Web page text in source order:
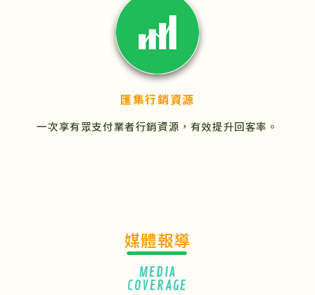
匯集行銷資源
一次享有眾支付業者行銷資源，有效提升回客率。
媒體報導
MEDIA
COVERAGE